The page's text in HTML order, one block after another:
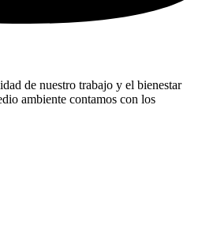
de nuestro trabajo y el bienestar
ambiente contamos con los